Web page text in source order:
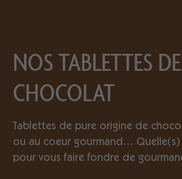
NOS TABLETTES DE
CHOCOLAT
Tablettes de pure origine de
ou au coeur gourmand…
pour vous faire fondre de